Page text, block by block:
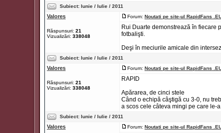
Subiect: Iunie / Iulie / 2011
Valores
Răspunsuri: 21
Vizualizări: 338048
Forum: Noutati pe site-ul RapidFans
Rui Duarte demonstrează în fiecare
fotbalişti.
Deşi în meciurile amicale din
Subiect: Iunie / Iulie / 2011
Valores
Răspunsuri: 21
Vizualizări: 338048
Forum: Noutati pe site-ul RapidFans
RAPID
Apărarea, de cinci stele
Când o echipă câştigă cu 3-0, nu
a scos cele câteva mingi pe care le-
Subiect: Iunie / Iulie / 2011
Valores Forum: Noutati pe site-ul RapidFans